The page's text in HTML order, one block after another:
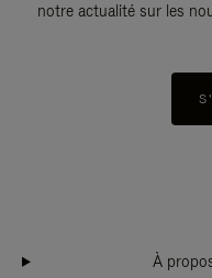
notre actualité sur les
À